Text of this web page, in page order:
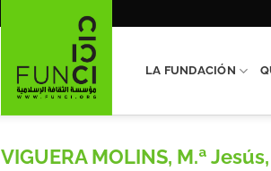
LA FUNDACIÓN
VIGUERA MOLINS, M.ª